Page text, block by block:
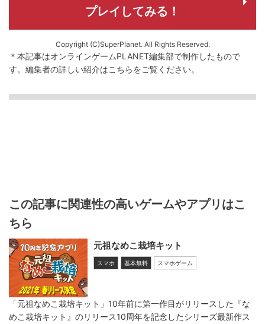
プレイしてみる！
Copyright (C)SuperPlanet. All Rights Reserved.
＊本記事はオンラインゲームPLANET編集部で制作したもので
す。 編集者の詳しい紹介はこちらをご覧ください。
この記事に関連性の高いゲームやアプリはこ
ちら
元祖なめこ栽培キット
スマホ 基本無料 スマホゲーム
「元祖なめこ栽培キット」10年前に第一作目がリリースした『な
めこ栽培キット』のリリース10周年を記念したシリーズ最新作ス